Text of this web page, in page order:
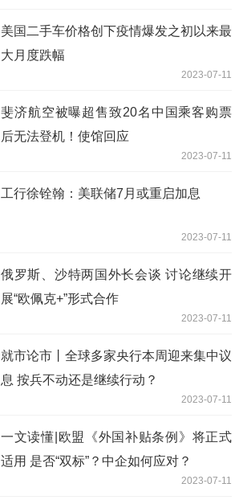
美国二手车价格创下疫情爆发之初以来最
大月度跌幅
2023-07-11
斐济航空被曝超售致20名中国乘客购票
后无法登机！使馆回应
2023-07-11
工行徐铨翰：美联储7月或重启加息
2023-07-11
俄罗斯、沙特两国外长会谈 讨论继续开
展“欧佩克+”形式合作
2023-07-11
就市论市丨全球多家央行本周迎来集中议
息 按兵不动还是继续行动？
2023-07-11
一文读懂|欧盟《外国补贴条例》将正式
适用 是否“双标”？中企如何应对？
2023-07-11